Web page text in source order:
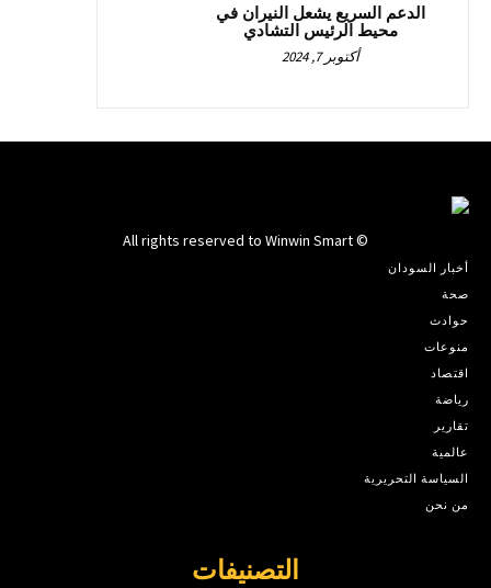
الدعم السريع يشعل النيران في
محيط الرئيس التشادي
أكتوبر 7, 2024
© All rights reserved to Winwin Smart
أخبار السودان
صحة
حوادث
منوعات
اقتصاد
رياضة
تقارير
عالمية
السياسة التحريرية
من نحن
التصنيفات